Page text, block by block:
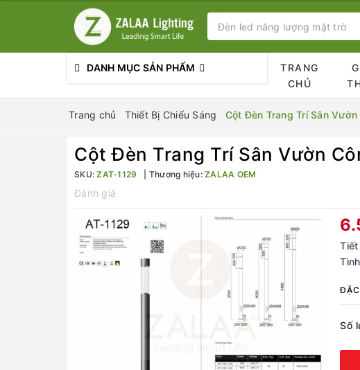
DANH MỤC SẢN PHẨM
TRANG
CHỦ
Trang chủ Thiết Bị Chiếu Sáng Cột Đèn Trang Trí Sân
Cột Đèn Trang Trí Sân Vườn
SKU:ZAT-1129 Thương hiệu: ZALAA OEM
Đánh giá
Số